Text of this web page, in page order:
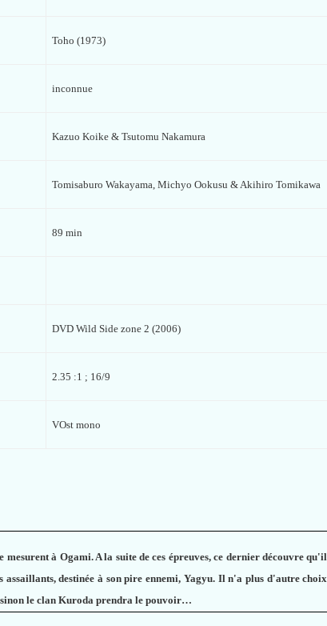
Toho (1973)
inconnue
Kazuo Koike & Tsutomu Nakamura
Tomisaburo Wakayama, Michyo Ookusu & Akihiro Tomikawa
89 min
DVD Wild Side zone 2 (2006)
2.35 :1 ; 16/9
VOst mono
à Ogami. A la suite de ces épreuves, ce dernier découvre qu'il
destinée à son pire ennemi, Yagyu. Il n'a plus d'autre choix
sinon le clan Kuroda prendra le pouvoir…